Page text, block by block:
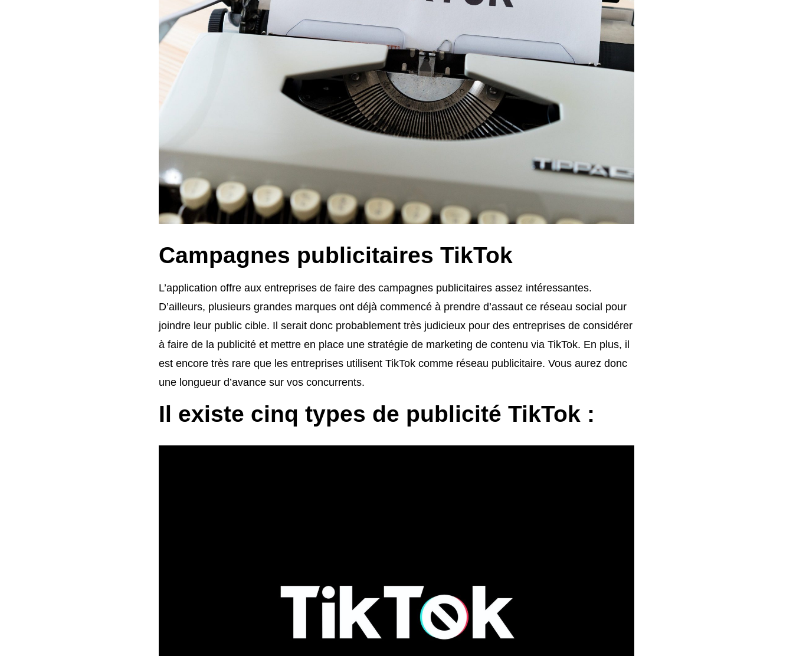
Campagnes publicitaires TikTok
L’application offre aux entreprises de faire des campagnes publicitaires assez intéressantes.
D’ailleurs, plusieurs grandes marques ont déjà commencé à prendre d’assaut ce réseau social pour
joindre leur public cible. Il serait donc probablement très judicieux pour des entreprises de considérer
à faire de la publicité et mettre en place une stratégie de marketing de contenu via TikTok. En plus, il
est encore très rare que les entreprises utilisent TikTok comme réseau publicitaire. Vous aurez donc
une longueur d’avance sur vos concurrents.
Il existe cinq types de publicité TikTok :